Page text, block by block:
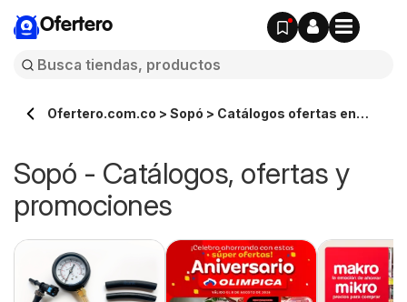
Ofertero
Ofertero.com.co > Sopó > Catálogos ofertas en
Sopó - Catálogos, ofertas y
promociones